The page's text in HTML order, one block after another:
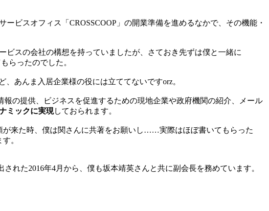
ビスオフィス「CROSSCOOP」の開業準備を進めるなかで、その機能・
スの会社の構想を持っていましたが、さておき先ずは僕と一緒に
らったのでした。
あんま入居企業様の役には立ててないですorz。
の提供、ビジネスを促進するための現地企業や政府機関の紹介、メール
ミックに実現しておられます。
来た時、僕は関さんに共著をお願いし……実際はほぼ書いてもらった
。
れた2016年4月から、僕も坂本靖英さんと共に副会長を務めています。